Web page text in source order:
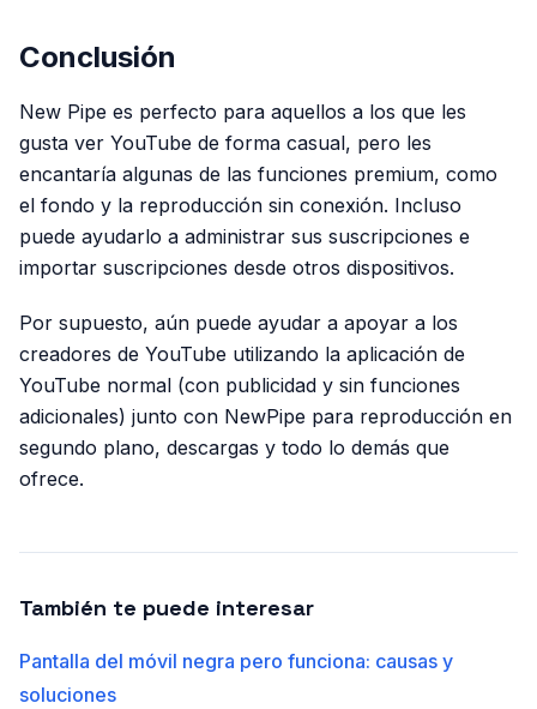
Conclusión
New Pipe es perfecto para aquellos a los que les
gusta ver YouTube de forma casual, pero les
encantaría algunas de las funciones premium, como
el fondo y la reproducción sin conexión. Incluso
puede ayudarlo a administrar sus suscripciones e
importar suscripciones desde otros dispositivos.
Por supuesto, aún puede ayudar a apoyar a los
creadores de YouTube utilizando la aplicación de
YouTube normal (con publicidad y sin funciones
adicionales) junto con NewPipe para reproducción en
segundo plano, descargas y todo lo demás que
ofrece.
También te puede interesar
Pantalla del móvil negra pero funciona: causas y
soluciones